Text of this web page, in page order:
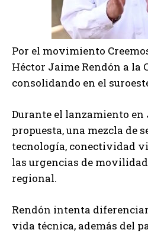
Por el movimiento
Héctor Jaime Rendón a la
consolidando en el
Durante el lanzamiento
propuesta, una mezcla de
tecnología, conectividad
las urgencias de
regional.
Rendón intenta
vida técnica, además del